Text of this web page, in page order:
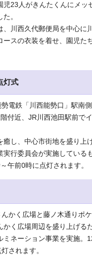
児23人がきんたくんにメッ
。
川西久代郵便局を中心に
スの衣装を着せ、園児た
灯式
電鉄「川西能勢口」駅南
付近、JR川西池田駅前で
し、中心市街地を盛り上
実行委員会が実施している
午前0時に点灯されます。
かく広場と藤ノ木通りポ
かく広場周辺を盛り上げる
ミネーション事業を実施。
されます。